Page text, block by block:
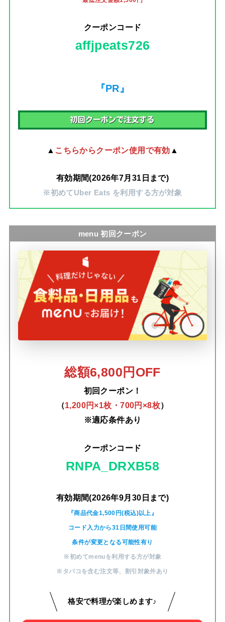
クーポンコード
affjpeats726
『PR』
▲ こちらからクーポン使用で有効 ▲
有効期間(2026年7月31日まで)
※初めてUber Eats を利用する方が対象
menu 初回クーポン
総額6,800円OFF
初回クーポン！
（1,200円×1枚・700円×8枚）
※適応条件あり
クーポンコード
RNPA_DRXB58
有効期間(2026年9月30日まで)
『商品代金1,500円(税込)以上』
コード入力から31日間使用可能
条件が変更となる可能性有り
※初めてmenuを利用する方が対象
※タバコを含む注文等 割引対象外あり
格安で料理が楽しめます♪